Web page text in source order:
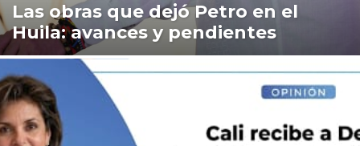
Las obras que dejó Petro en el
Huila: avances y pendientes